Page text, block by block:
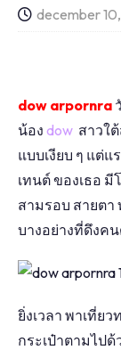
december
dow arpornra
น้อง dow สาวใ
แบบเงียบ ๆ แต่แ
เทนต์ ของเธอ
สามรอบ สายตา
บางอย่างที่ดึงค
ยิ่งเวลา พาเที่ย
กระเป๋าตามไป